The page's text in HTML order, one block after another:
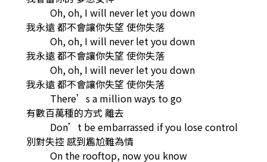
Oh, oh, I will never let you down
我永遠 都不會讓你失望 使你失落
Oh, oh, I will never let you down
我永遠 都不會讓你失望 使你失落
Oh, oh, I will never let you down
我永遠 都不會讓你失望 使你失落
There’s a million ways to go
有數百萬種的方式 離去
Don’t be embarrassed if you lose control
別對失控 感到尷尬難為情
On the rooftop, now you know